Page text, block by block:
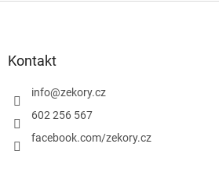
Kontakt
info@zekory.cz
602 256 567
facebook.com/zekory.cz